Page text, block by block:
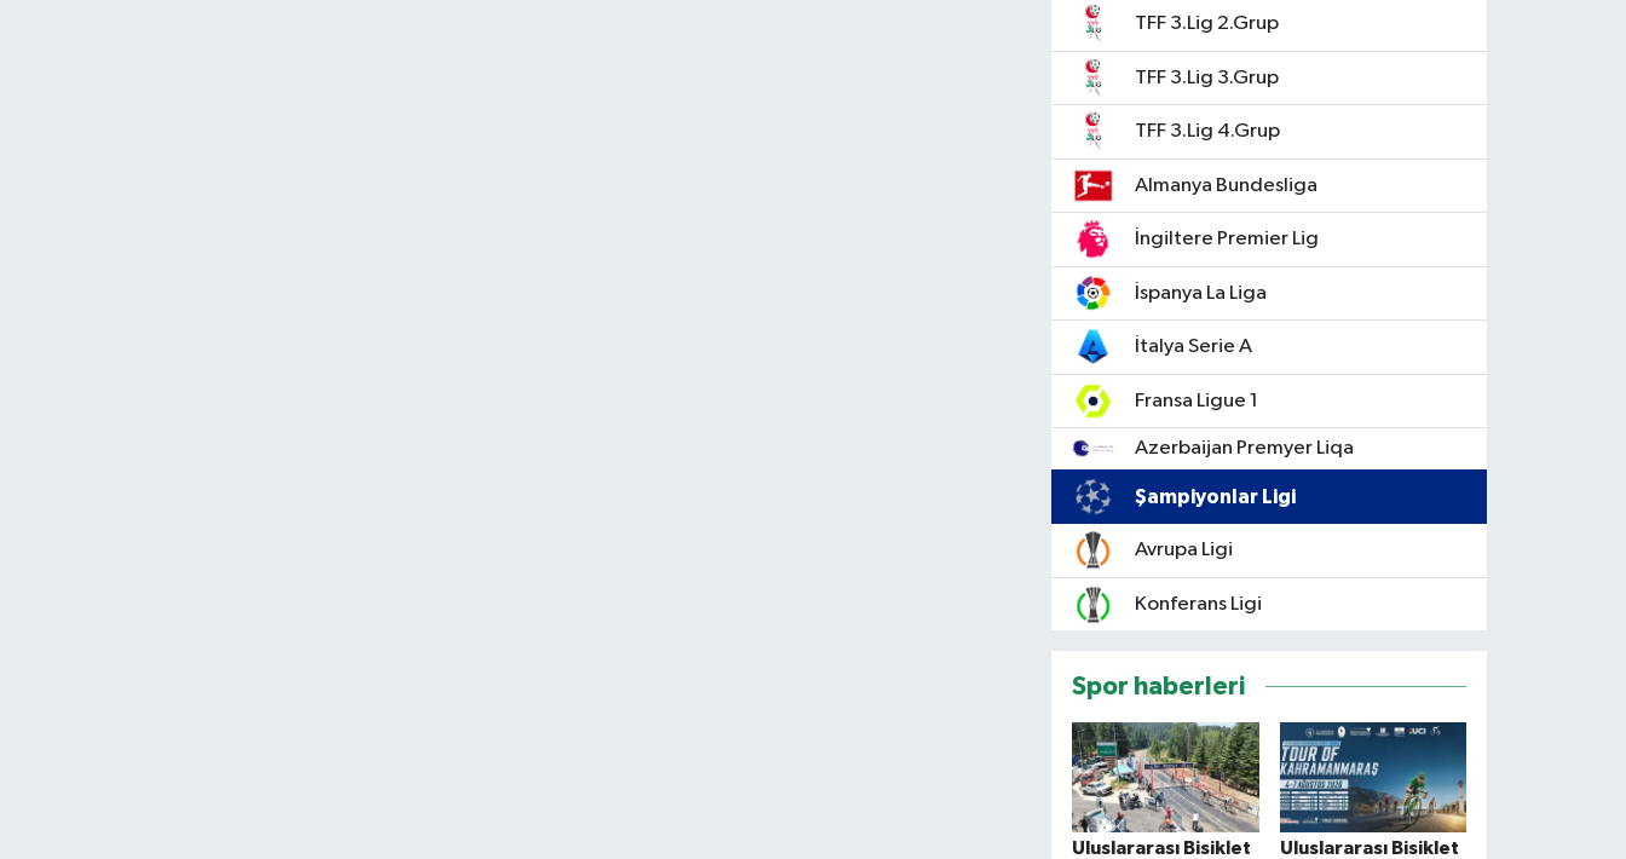
TFF 3.Lig 2.Grup
TFF 3.Lig 3.Grup
TFF 3.Lig 4.Grup
Almanya Bundesliga
İngiltere Premier Lig
İspanya La Liga
İtalya Serie A
Fransa Ligue 1
Azerbaijan Premyer Liqa
Şampiyonlar Ligi
Avrupa Ligi
Konferans Ligi
Spor haberleri
Uluslararası Bisiklet
Uluslararası Bisiklet